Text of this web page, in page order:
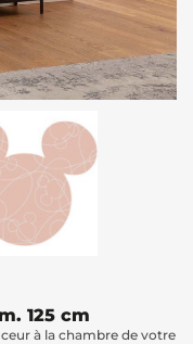
125 cm
à la chambre de votre